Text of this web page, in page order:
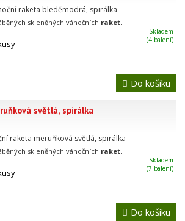
skleněných vánočních raket.
Skladem
(4 balení)
Do košíku
světlá, spirálka
skleněných vánočních raket.
Skladem
(7 balení)
Do košíku